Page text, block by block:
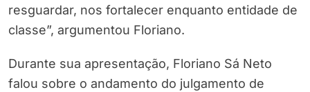
resguardar, nos fortalecer enquanto entidade de
classe”, argumentou Floriano.
Durante sua apresentação, Floriano Sá Neto
falou sobre o andamento do julgamento de